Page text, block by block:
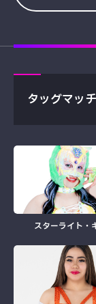
タッグマッチ
スターライト・